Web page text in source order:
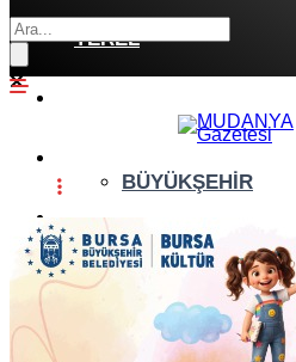
YEREL
BÜYÜKŞEHİR
ASAYİŞ
YAŞAM
ÖZEL HABER
EKONOMİ